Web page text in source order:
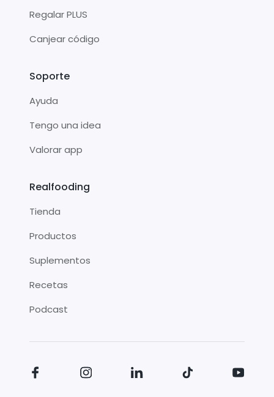
Regalar PLUS
Canjear código
Soporte
Ayuda
Tengo una idea
Valorar app
Realfooding
Tienda
Productos
Suplementos
Recetas
Podcast